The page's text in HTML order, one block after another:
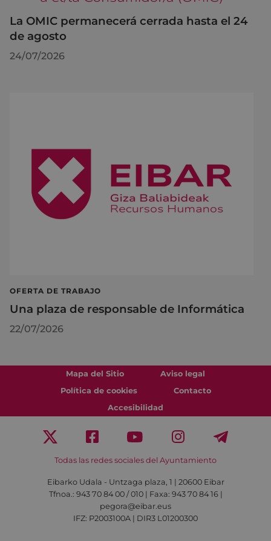
La OMIC permanecerá cerrada hasta el 24
de agosto
24/07/2026
OFERTA DE TRABAJO
Una plaza de responsable de Informática
22/07/2026
Mapa del Sitio
Aviso legal
Política de cookies
Contacto
Accesibilidad
Todas las redes sociales del Ayuntamiento
Eibarko Udala - Untzaga plaza, 1 | 20600 Eibar
Tfnoa.: 943 70 84 00 / 010 | Faxa: 943 70 84 16 |
pegora@eibar.eus
IFZ: P2003100A | DIR3 L01200300